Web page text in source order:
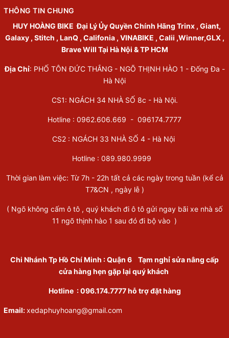
THÔNG TIN CHUNG
HUY HOÀNG BIKE Đại Lý Ủy Quyền Chính Hãng Trinx , Giant,
Galaxy , Stitch , LanQ , Califonia , VINABIKE , Calii ,Winner,GLX ,
Brave Will Tại Hà Nội & TP HCM
Địa Chỉ: PHỐ TÔN ĐỨC THẮNG - NGÕ THỊNH HÀO 1 - Đống Đa -
Hà Nội
CS1: NGÁCH 34 NHÀ SỐ 8c - Hà Nội.
Hotline : 0962.606.669 - 096174.7777
CS2 : NGÁCH 33 NHÀ SỐ 4 - Hà Nội
Hotline : 089.980.9999
Thời gian làm việc: Từ 7h - 22h tất cả các ngày trong tuần (kể cả
T7&CN , ngày lễ )
( Ngõ không cấm ô tô , quý khách đi ô tô gửi ngay bãi xe nhà số
11 ngõ thịnh hào 1 sau đó đi bộ vào )
Chi Nhánh Tp Hồ Chí Minh :Quận 6 Tạm nghỉ sửa nâng cấp
cửa hàng hẹn gặp lại quý khách
Hotline : 096.174.7777 hỗ trợ đặt hàng
Email:xedaphuyhoang@gmail.com